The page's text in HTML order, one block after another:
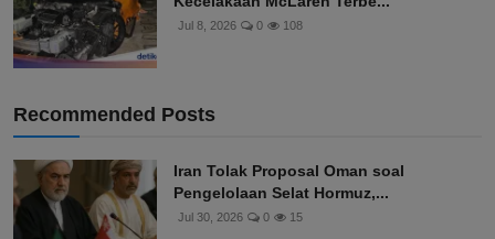
Jul 8, 2026 0 108
Recommended Posts
Iran Tolak Proposal Oman soal
Pengelolaan Selat Hormuz,...
Jul 30, 2026 0 15